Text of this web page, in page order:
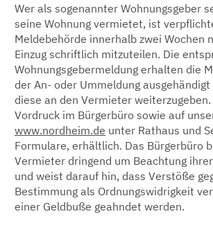
Wer als sogenannter Wohnungsgeber
seine Wohnung vermietet, ist
Meldebehörde innerhalb zwei Wochen
Einzug schriftlich mitzuteilen. Die
Wohnungsgebermeldung erhalten die
der An- oder Ummeldung
diese an den Vermieter
Vordruck im Bürgerbüro sowie auf
www.nordheim.de unter Rathaus und
Formulare, erhältlich. Das Bürgerbüro
Vermieter dringend um Beachtung
und weist darauf hin, dass Verstöße
Bestimmung als Ordnungswidrigkeit
einer Geldbuße geahndet werden.